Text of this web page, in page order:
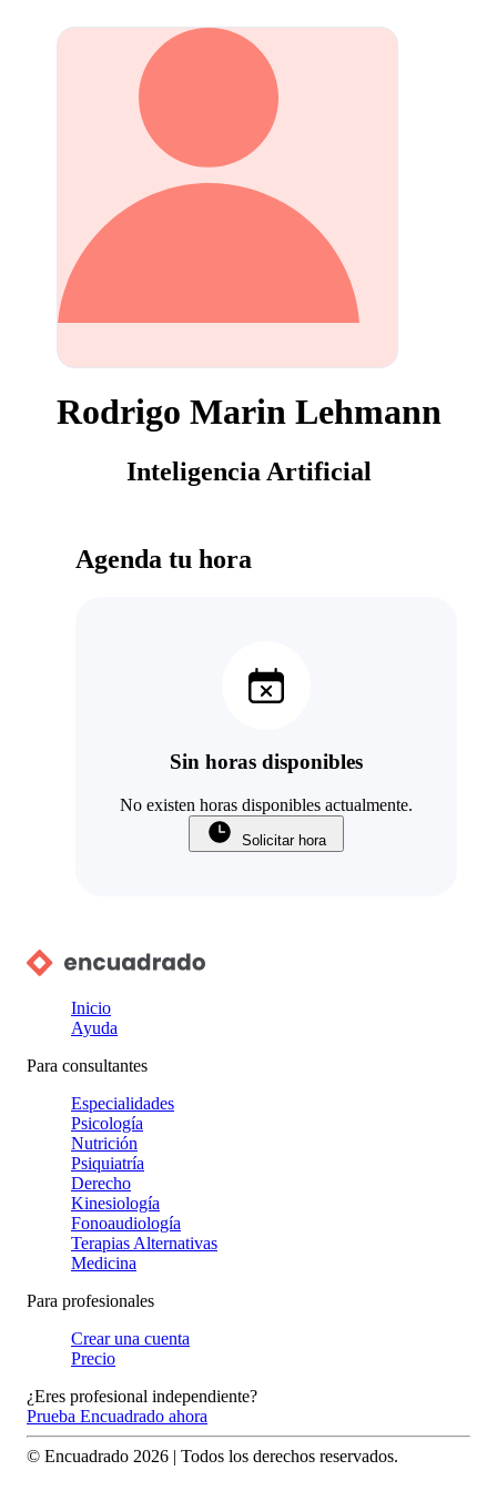
Rodrigo Marin Lehmann
Inteligencia Artificial
Agenda tu hora
Sin horas disponibles
No existen horas disponibles actualmente.
Solicitar hora
Inicio
Ayuda
Para consultantes
Especialidades
Psicología
Nutrición
Psiquiatría
Derecho
Kinesiología
Fonoaudiología
Terapias Alternativas
Medicina
Para profesionales
Crear una cuenta
Precio
¿Eres profesional independiente?
Prueba Encuadrado ahora
© Encuadrado 2026 | Todos los derechos reservados.